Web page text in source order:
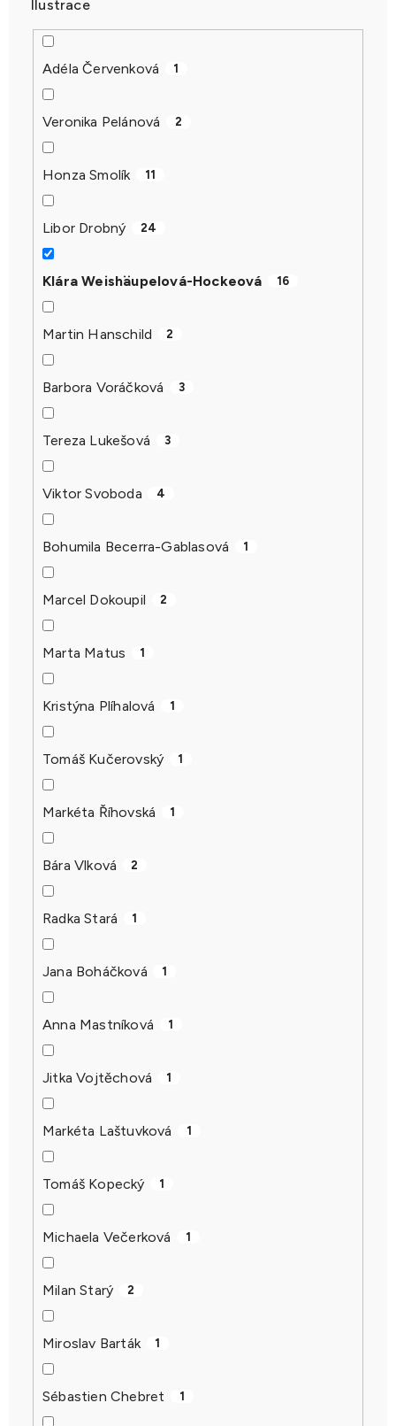
Ilustrace
Adéla Červenková 1
Veronika Pelánová 2
Honza Smolík 11
Libor Drobný 24
Klára Weishäupelová-Hockeová 16
Martin Hanschild 2
Barbora Voráčková 3
Tereza Lukešová 3
Viktor Svoboda 4
Bohumila Becerra-Gablasová 1
Marcel Dokoupil 2
Marta Matus 1
Kristýna Plíhalová 1
Tomáš Kučerovský 1
Markéta Říhovská 1
Bára Vlková 2
Radka Stará 1
Jana Boháčková 1
Anna Mastníková 1
Jitka Vojtěchová 1
Markéta Laštuvková 1
Tomáš Kopecký 1
Michaela Večerková 1
Milan Starý 2
Miroslav Barták 1
Sébastien Chebret 1